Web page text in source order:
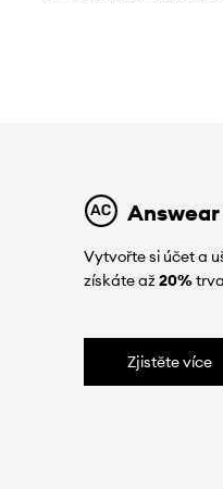
Vytvořte si účet a
získáte až20%
Zjistěte více